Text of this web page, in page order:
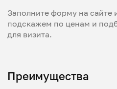
Заполните форму на сайте
подскажем по ценам и
для визита.
Преимущества